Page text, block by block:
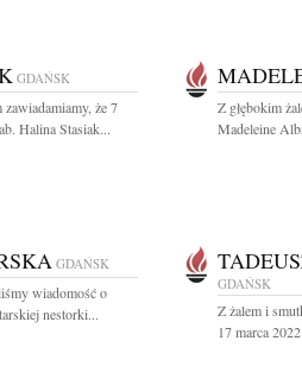
GDAŃSK
że 7
Halina Stasiak...
Z głębokim
Madeleine
GDAŃSK
wiadomość o
nestorki...
GDAŃSK
Z żalem i
17 marca